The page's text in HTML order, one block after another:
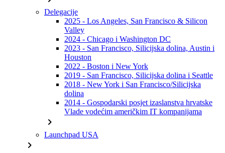
Delegacije
2025 - Los Angeles, San Francisco & Silicon
Valley
2024 - Chicago i Washington DC
2023 - San Francisco, Silicijska dolina, Austin i
Houston
2022 - Boston i New York
2019 - San Francisco, Silicijska dolina i Seattle
2018 - New York i San Francisco/Silicijska
dolina
2014 - Gospodarski posjet izaslanstva hrvatske
Vlade vodećim američkim IT kompanijama
chevron_right
Launchpad USA
chevron_right